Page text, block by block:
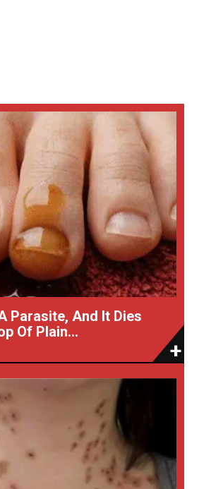
Parasite, And It Dies
Of Plain...